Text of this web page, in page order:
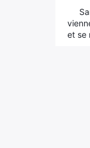
et se